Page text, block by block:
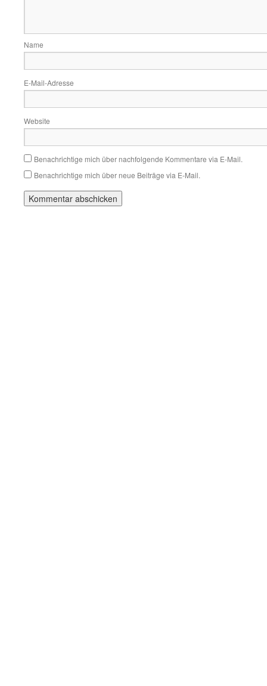
Name
E-Mail-Adresse
Website
Benachrichtige mich über nachfolgende Kommentare via E-Mail.
Benachrichtige mich über neue Beiträge via E-Mail.